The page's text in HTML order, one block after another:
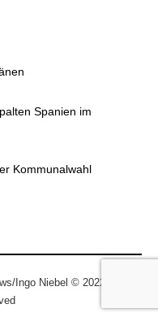
Spanien im
Kommunalwahl
Ingo Niebel © 2022 / All